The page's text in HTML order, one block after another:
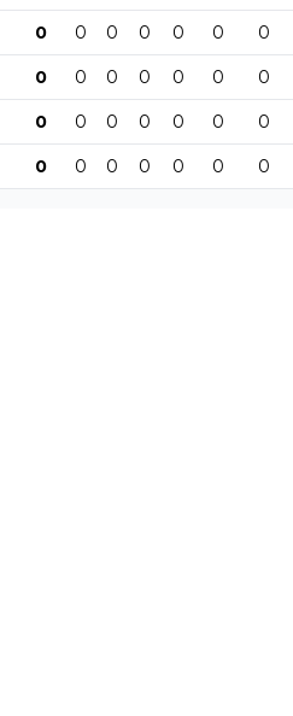
0 0 0 0 0 0 0
0 0 0 0 0 0 0
0 0 0 0 0 0 0
0 0 0 0 0 0 0